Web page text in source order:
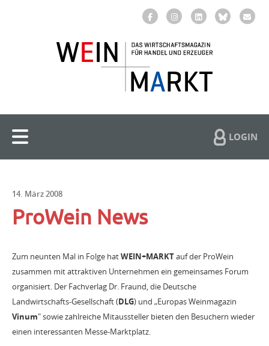
LOGIN
14. März 2008
ProWein News
Zum neunten Mal in Folge hatWEIN+MARKTauf der ProWein
zusammen mit attraktiven Unternehmen ein gemeinsames Forum
organisiert. Der Fachverlag Dr. Fraund, die Deutsche
Landwirtschafts-Gesellschaft (DLG) und „Europas Weinmagazin
Vinum" sowie zahlreiche Mitaussteller bieten den Besuchern wieder
einen interessanten Messe-Marktplatz.